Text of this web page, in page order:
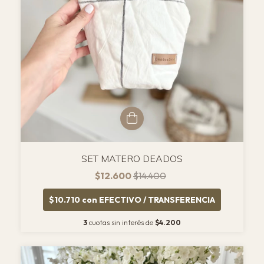
SET MATERO DEADOS
$12.600$14.400
$10.710 con EFECTIVO / TRANSFERENCIA
3 cuotas sin interés de $4.200